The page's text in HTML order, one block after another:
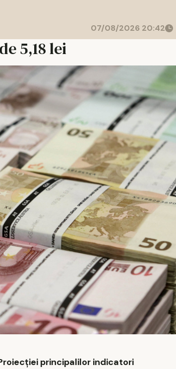
07/08/2026 20:42
5,18 lei
principalilor indicatori